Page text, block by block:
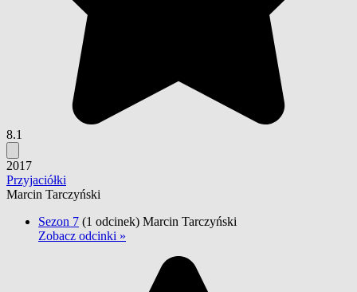
8.1
2017
Przyjaciółki
Marcin Tarczyński
Sezon 7 (1 odcinek) Marcin Tarczyński
Zobacz odcinki »